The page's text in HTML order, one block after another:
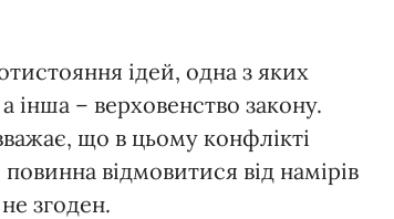
ідей, одна з яких
інша – верховенство закону.
що в цьому конфлікті
відмовитися від намірів
згоден.